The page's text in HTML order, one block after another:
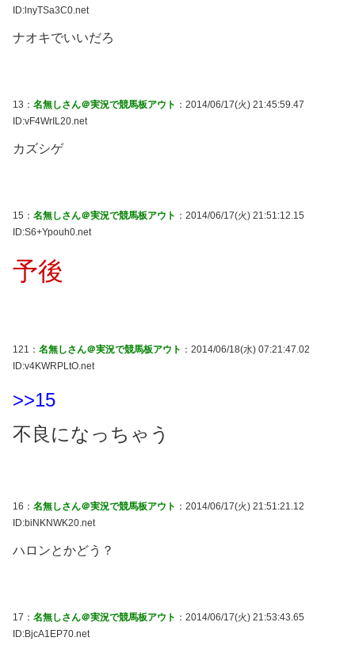
ID:lnyTSa3C0.net
ナオキでいいだろ
13： 名無しさん＠実況で競馬板アウト ：2014/06/17(火) 21:45:59.47
ID:vF4WrIL20.net
カズシゲ
15： 名無しさん＠実況で競馬板アウト ：2014/06/17(火) 21:51:12.15
ID:S6+Ypouh0.net
予後
121： 名無しさん＠実況で競馬板アウト ：2014/06/18(水) 07:21:47.02
ID:v4KWRPLtO.net
>>15
不良になっちゃう
16： 名無しさん＠実況で競馬板アウト ：2014/06/17(火) 21:51:21.12
ID:biNKNWK20.net
ハロンとかどう？
17： 名無しさん＠実況で競馬板アウト ：2014/06/17(火) 21:53:43.65
ID:BjcA1EP70.net